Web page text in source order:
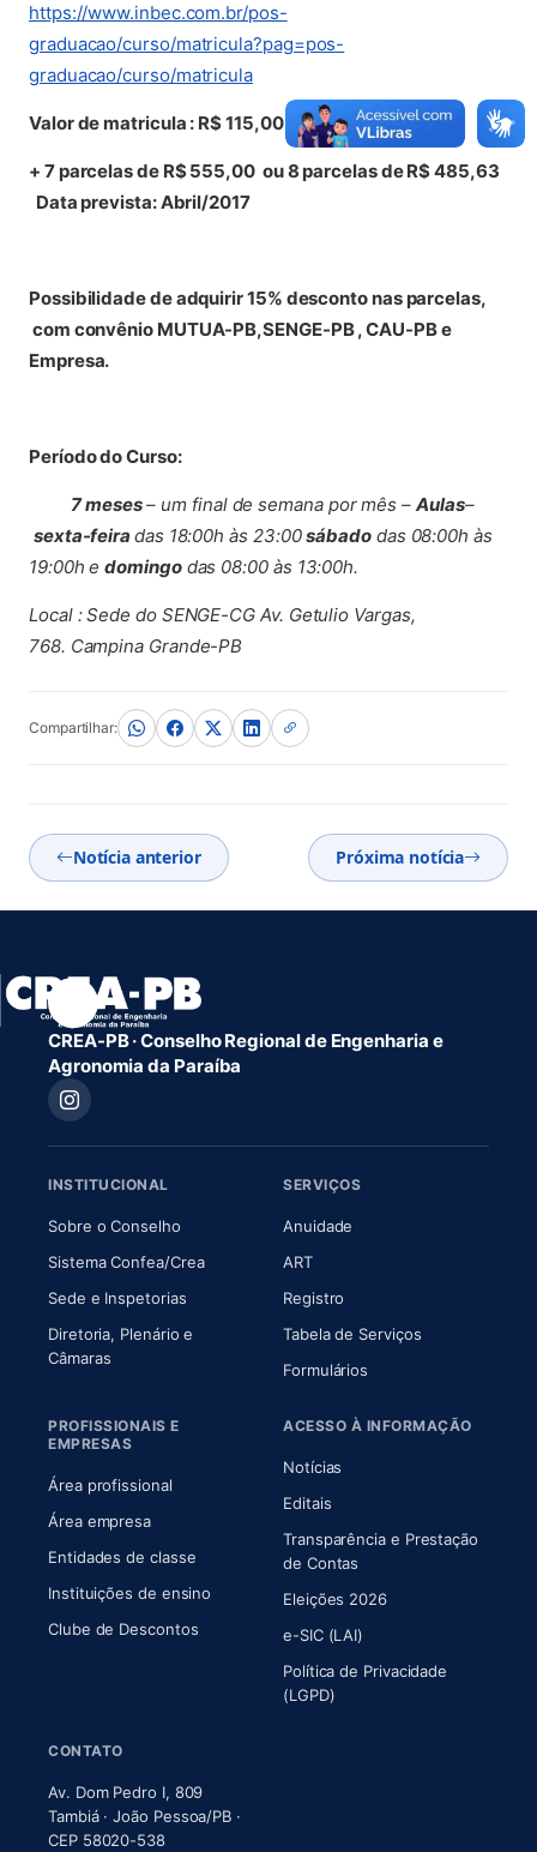
https://www.inbec.com.br/pos-
graduacao/curso/matricula?pag=pos-
graduacao/curso/matricula(abre em nova aba)
Valor de matricula : R$ 115,00
+ 7 parcelas de R$ 555,00 ou 8 parcelas de R$ 485,63
Data prevista: Abril/2017
Possibilidade de adquirir 15% desconto nas parcelas,
com convênio MUTUA-PB,SENGE-PB , CAU-PB e
Empresa.
Período do Curso:
7 meses– um final de semana por mês – Aulas–
sexta-feira das 18:00h às 23:00sábadodas 08:00h às
19:00h edomingodas 08:00 às 13:00h.
Local : Sede do SENGE-CG Av. Getulio Vargas,
768. Campina Grande-PB
Compartilhar:
Notícia anterior Próxima notícia
CREA-PB · Conselho Regional de Engenharia e
Agronomia da Paraíba
INSTITUCIONAL
Sobre o Conselho(abre em nova aba)
Sistema Confea/Crea(abre em nova aba)
Sede e Inspetorias
Diretoria, Plenário e
Câmaras(abre em nova aba)
SERVIÇOS
Anuidade
ART(abre em nova aba)
Registro
Tabela de Serviços
Formulários
PROFISSIONAIS E
EMPRESAS
Área profissional
Área empresa
Entidades de classe
Instituições de ensino
Clube de Descontos
ACESSO À INFORMAÇÃO
Notícias
Editais
Transparência e Prestação
de Contas
Eleições 2026
e-SIC (LAI)
Política de Privacidade
(LGPD)
CONTATO
Av. Dom Pedro I, 809
Tambiá · João Pessoa/PB ·
CEP 58020-538